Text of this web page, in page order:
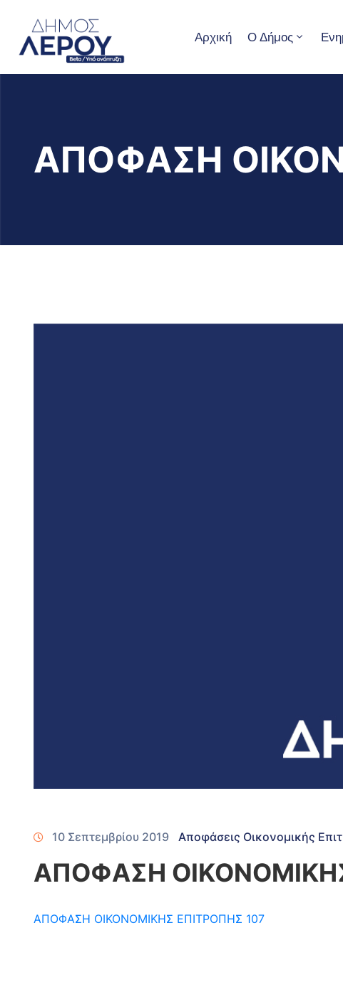
Αρχική Ο Δήμος
ΑΠΟΦΑΣΗ
10 Σεπτεμβρίου 2019 Αποφάσεις Οικονομικής
ΑΠΟΦΑΣΗ
ΑΠΟΦΑΣΗ ΟΙΚΟΝΟΜΙΚΗΣ ΕΠΙΤΡΟΠΗΣ 107